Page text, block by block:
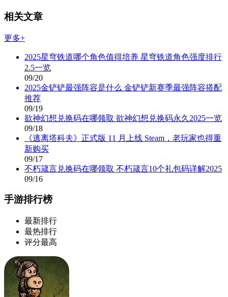
相关文章
更多+
2025星穹铁道哪个角色值得培养 星穹铁道角色强度排行
2.5一览
09/20
2025金铲铲最强阵容是什么 金铲铲新赛季最强阵容搭配
推荐
09/19
欲神幻想兑换码在哪领取 欲神幻想兑换码永久2025一览
09/18
《逃离塔科夫》正式版 11 月上线 Steam，老玩家也得重
新购买
09/17
不朽箴言兑换码在哪领取 不朽箴言10个礼包码详解2025
09/16
手游排行榜
最新排行
最热排行
评分最高